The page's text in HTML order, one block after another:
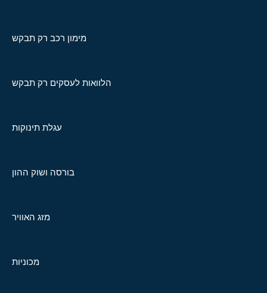
מימון רכב רק תבקש
הלוואות לעסקים רק תבקש
עגלת תינוקות
בורסה ושוק ההון
מזג האוויר
מכוניות